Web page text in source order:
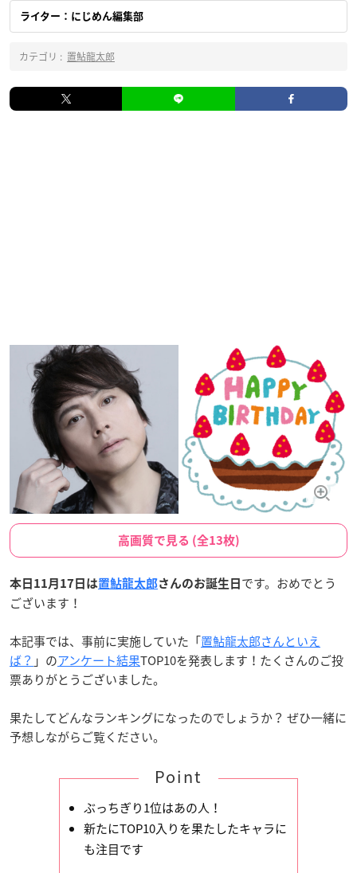
ライター：にじめん編集部
カテゴリ : 置鮎龍太郎
高画質で見る (全13枚)
本日11月17日は置鮎龍太郎さんのお誕生日 です。おめでとう
ございます！
本記事では、事前に実施していた「置鮎龍太郎さんといえ
ば？ 」のアンケート結果TOP10を発表します！たくさんのご投
票ありがとうございました。
果たしてどんなランキングになったのでしょうか？ ぜひ一緒に
予想しながらご覧ください。
Point
ぶっちぎり1位はあの人！
新たにTOP10入りを果たしたキャラに
も注目です